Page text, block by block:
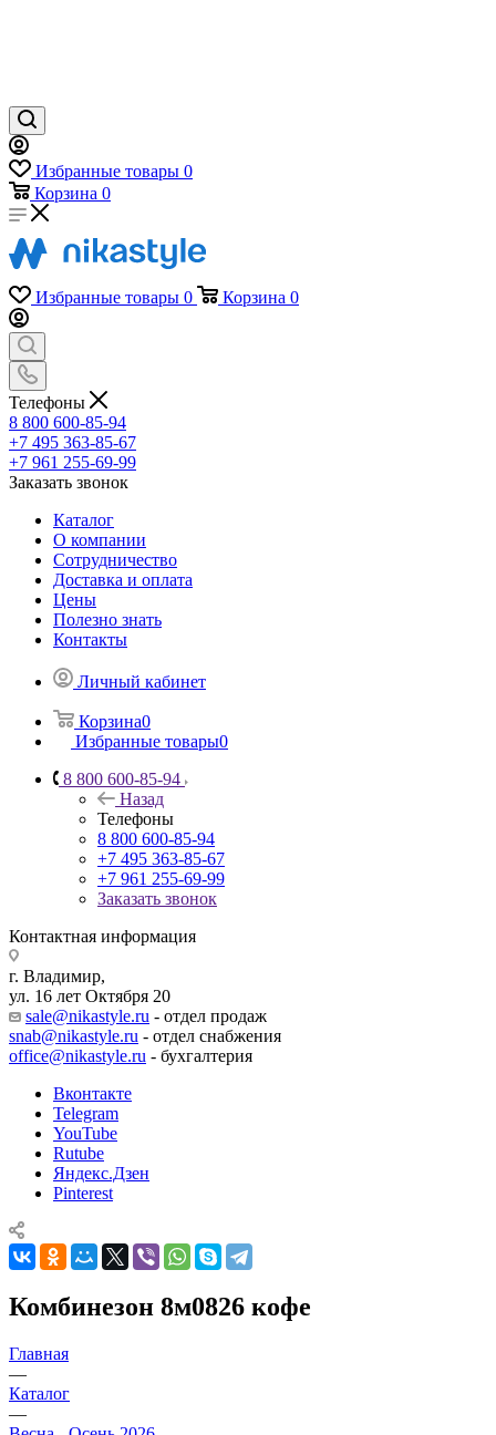
Избранные товары 0
Корзина 0
Избранные товары 0 Корзина 0
Телефоны
8 800 600-85-94
+7 495 363-85-67
+7 961 255-69-99
Заказать звонок
Каталог
О компании
Сотрудничество
Доставка и оплата
Цены
Полезно знать
Контакты
Личный кабинет
Корзина0
Избранные товары0
8 800 600-85-94
Назад
Телефоны
8 800 600-85-94
+7 495 363-85-67
+7 961 255-69-99
Заказать звонок
Контактная информация
г. Владимир,
ул. 16 лет Октября 20
sale@nikastyle.ru - отдел продаж
snab@nikastyle.ru - отдел снабжения
office@nikastyle.ru - бухгалтерия
Вконтакте
Telegram
YouTube
Rutube
Яндекс.Дзен
Pinterest
Комбинезон 8м0826 кофе
Главная
—
Каталог
—